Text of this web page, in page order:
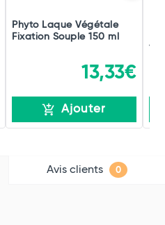
Phyto Laque Végétale
Fixation Souple 150 ml
13,33€
Ajouter
Avis clients 0